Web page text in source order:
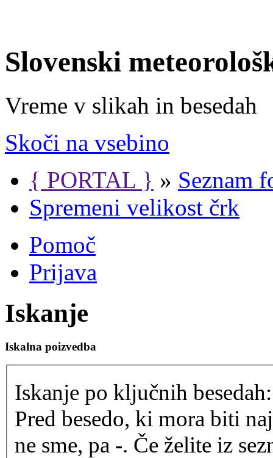
Slovenski
Vreme v slikah in besedah
Skoči na vsebino
{ PORTAL } » Seznam
Spremeni velikost črk
Pomoč
Prijava
Iskanje
Iskalna poizvedba
Iskanje po ključnih besedah:
Pred besedo, ki mora biti
ne sme, pa -. Če želite iz